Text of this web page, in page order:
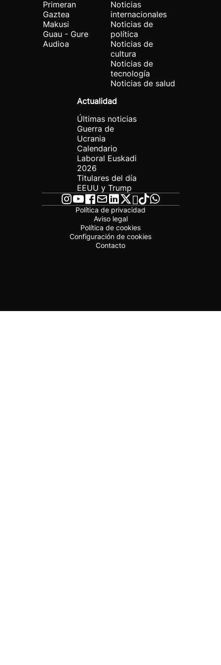
Primeran
Gaztea
Makusi
Guau - Gure
Audioa
Noticias
internacionales
Noticias de
política
Noticias de
cultura
Noticias de
tecnología
Noticias de salud
Actualidad
Últimas noticias
Guerra de
Ucrania
Calendario
Laboral Euskadi
2026
Titulares del día
EEUU y Trump
Política de privacidad
Aviso legal
Política de cookies
Configuración de cookies
Contacto